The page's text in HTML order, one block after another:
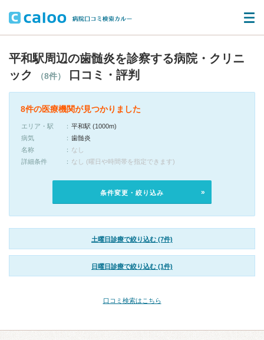
平和駅周辺の歯髄炎を診察する病院・クリニ
ック
（8件） 口コミ・評判
8件の医療機関が見つかりました
エリア・駅
平和駅 (1000m)
病気
歯髄炎
名称
なし
詳細条件
なし (曜日や時間帯を指定できます)
条件変更・絞り込み
土曜日診療で絞り込む (7件)
日曜日診療で絞り込む (1件)
口コミ検索はこちら